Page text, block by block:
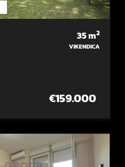
35m2
VIKENDICA
€159.000